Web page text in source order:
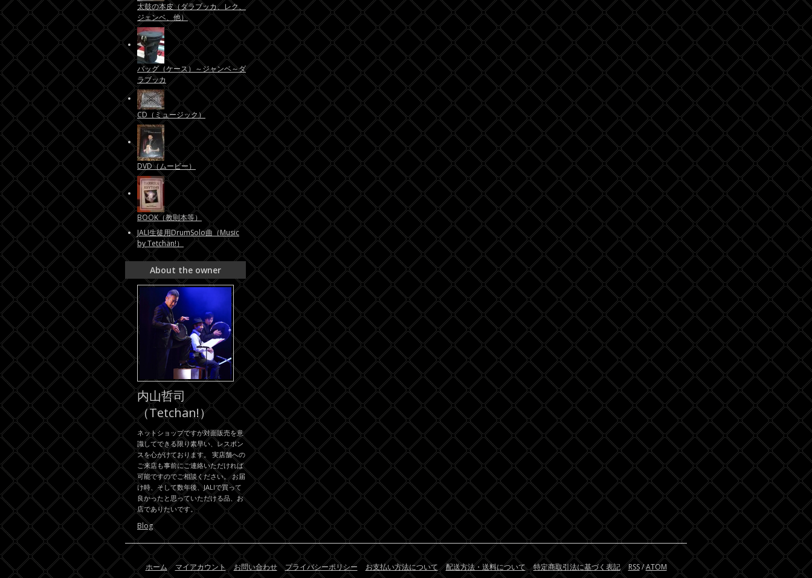
太鼓の本皮（ダラブッカ、レク、
ジェンベ、他）
バッグ（ケース）～ジャンベ～ダ
ラブッカ
CD（ミュージック）
DVD（ムービー）
BOOK（教則本等）
JALI生徒用DrumSolo曲（Music
by Tetchan!）
About the owner
内山哲司
（Tetchan!）
ネットショップですが対面販売を意
識してできる限り素早い、レスポン
スを心がけております。 実店舗への
ご来店も事前にご連絡いただければ
可能ですのでご相談ください。 お届
け時、そして数年後、JALIで買って
良かったと思っていただける品、お
店でありたいです。
Blog
ホーム マイアカウント お問い合わせ プライバシーポリシー お支払い方法について 配送方法・送料について 特定商取引法に基づく表記 RSS/ATOM